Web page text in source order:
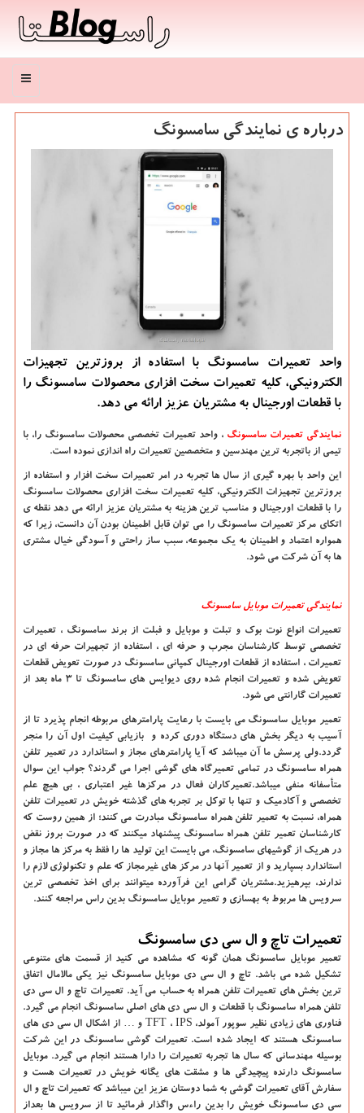
منو
درباره ی نمایندگی سامسونگ
واحد تعمیرات سامسونگ با استفاده از بروزترین تجهیزات
الكترونیكی، كلیه تعمیرات سخت افزاری محصولات سامسونگ را
با قطعات اورجینال به مشتریان عزیز ارائه می دهد.
نمایندگی تعمیرات سامسونگ ، واحد تعمیرات تخصصی محصولات سامسونگ را، با
تیمی از باتجربه ترین مهندسین و متخصصین تعمیرات راه اندازی نموده است.
این واحد با بهره گیری از سال ها تجربه در امر تعمیرات سخت افزار و استفاده از
بروزترین تجهیزات الکترونیکی، کلیه تعمیرات سخت افزاری محصولات سامسونگ
را با قطعات اورجینال و مناسب ترین هزینه به مشتریان عزیز ارائه می دهد نقطه ی
اتکای مرکز تعمیرات سامسونگ را می توان قابل اطمینان بودن آن دانست، زیرا که
همواره اعتماد و اطمینان به یک مجموعه، سبب ساز راحتی و آسودگی خیال مشتری
ها به آن شرکت می شود.
نمایندگی تعمیرات موبایل سامسونگ
تعمیرات انواع نوت بوک و تبلت و موبایل و فبلت از برند سامسونگ ، تعمیرات
تخصصی توسط کارشناسان مجرب و حرفه ای ، استفاده از تجهیرات حرفه ای در
تعمیرات ، استفاده از قطعات اورجینال کمپانی سامسونگ در صورت تعویض قطعات
تعویض شده و تعمیرات انجام شده روی دیوایس های سامسونگ تا 3 ماه بعد از
تعمیرات گارانتی می شود.
تعمیر موبایل سامسونگ می بایست با رعایت پارامترهای مربوطه انجام پذیرد تا از
آسیب به دیگر بخش های دستگاه دوری کرده و بازیابی کیفیت اول آن را منجر
گردد.ولی پرسش ما آن میباشد که آیا پارامترهای مجاز و استاندارد در تعمیر تلفن
همراه سامسونگ در تمامی تعمیرگاه های گوشی اجرا می گردند؟ جواب این سوال
متأسفانه منفی میباشد.تعمیرکاران فعال در مرکزها غیر اعتباری ، بی هیچ علم
تخصصی و آکادمیک و تنها با توکل بر تجربه های گذشته خویش در تعمیرات تلفن
همراه، نسبت به تعمیر تلفن همراه سامسونگ مبادرت می کنند؛ از همین روست که
کارشناسان تعمیر تلفن همراه سامسونگ پیشنهاد میکنند که در صورت بروز نقض
در هریک از گوشیهای سامسونگ، می بایست این تولید ها را فقط به مرکز ها مجاز و
استاندارد بسپارید و از تعمیر آنها در مرکز های غیرمجاز که علم و تکنولوژی لازم را
ندارند، بپرهیزید.مشتریان گرامی این فرآورده میتوانند برای اخذ تخصصی ترین
سرویس ها مربوط به بهسازی و تعمیر موبایل سامسونگ بدین راس مراجعه کنند.
تعمیرات تاچ و ال سی دی سامسونگ
تعمیر موبایل سامسونگ همان گونه که مشاهده می کنید از قسمت های متنوعی
تشکیل شده می باشد. تاچ و ال سی دی موبایل سامسونگ نیز یکی مالامال اتفاق
ترین بخش های تعمیرات تلفن همراه به حساب می آید. تعمیرات تاچ و ال سی دی
تلفن همراه سامسونگ با قطعات و ال سی دی های اصلی سامسونگ انجام می گیرد.
فناوری های زیادی نظیر سوپور آمولد، IPS، TFT و …از اشکال ال سی دی های
سامسونگ هستند که ایجاد شده است. تعمیرات گوشی سامسونگ در این شرکت
بوسیله مهندسانی که سال ها تجربه تعمیرات را دارا هستند انجام می گیرد. موبایل
سامسونگ دارنده پیچیدگی ها و مشقت های یگانه خویش در تعمیرات هست و
سفارش آقای تعمیرات گوشی به شما دوستان عزیز این میباشد که تعمیرات تاچ و ال
سی دی سامسونگ خویش را بدین راءس واگذار فرمائید تا از سرویس ها بعداز